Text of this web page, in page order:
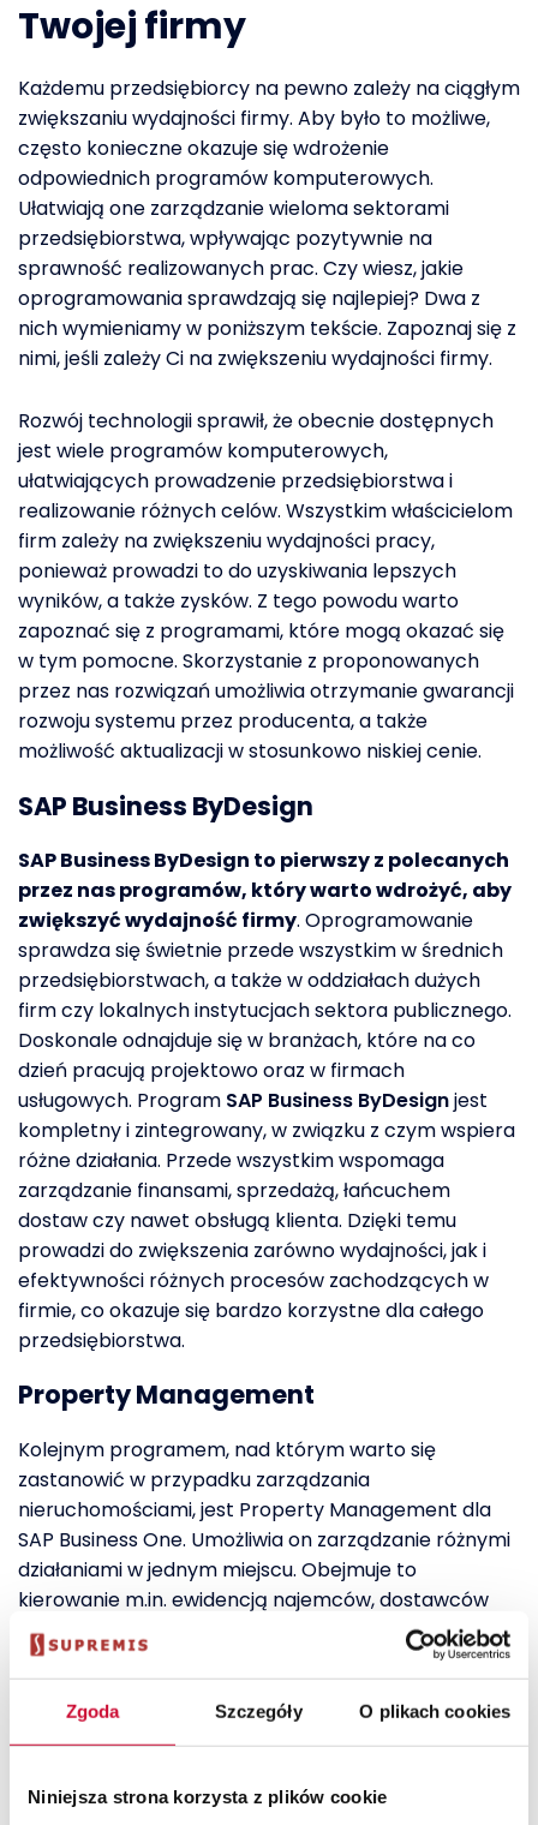
Zgoda Szczegóły O plikach cookies
Niniejsza strona korzysta z plików cookie
Twojej firmy
Każdemu przedsiębiorcy na pewno zależy na ciągłym
zwiększaniu wydajności firmy. Aby było to możliwe,
często konieczne okazuje się wdrożenie
odpowiednich programów komputerowych.
Ułatwiają one zarządzanie wieloma sektorami
przedsiębiorstwa, wpływając pozytywnie na
sprawność realizowanych prac. Czy wiesz, jakie
oprogramowania sprawdzają się najlepiej? Dwa z
nich wymieniamy w poniższym tekście. Zapoznaj się z
nimi, jeśli zależy Ci na zwiększeniu wydajności firmy.
Rozwój technologii sprawił, że obecnie dostępnych
jest wiele programów komputerowych,
ułatwiających prowadzenie przedsiębiorstwa i
realizowanie różnych celów. Wszystkim właścicielom
firm zależy na zwiększeniu wydajności pracy,
ponieważ prowadzi to do uzyskiwania lepszych
wyników, a także zysków. Z tego powodu warto
zapoznać się z programami, które mogą okazać się
w tym pomocne. Skorzystanie z proponowanych
przez nas rozwiązań umożliwia otrzymanie gwarancji
rozwoju systemu przez producenta, a także
możliwość aktualizacji w stosunkowo niskiej cenie.
SAP Business ByDesign
SAP Business ByDesign to pierwszy z polecanych
przez nas programów, który warto wdrożyć, aby
zwiększyć wydajność firmy. Oprogramowanie
sprawdza się świetnie przede wszystkim w średnich
przedsiębiorstwach, a także w oddziałach dużych
firm czy lokalnych instytucjach sektora publicznego.
Doskonale odnajduje się w branżach, które na co
dzień pracują projektowo oraz w firmach
usługowych. Program SAP Business ByDesignjest
kompletny i zintegrowany, w związku z czym wspiera
różne działania. Przede wszystkim wspomaga
zarządzanie finansami, sprzedażą, łańcuchem
dostaw czy nawet obsługą klienta. Dzięki temu
prowadzi do zwiększenia zarówno wydajności, jak i
efektywności różnych procesów zachodzących w
firmie, co okazuje się bardzo korzystne dla całego
przedsiębiorstwa.
Property Management
Kolejnym programem, nad którym warto się
zastanowić w przypadku zarządzania
nieruchomościami, jest Property Management dla
SAP Business One. Umożliwia on zarządzanie różnymi
działaniami w jednym miejscu. Obejmuje to
kierowanie m.in. ewidencją najemców, dostawców
czy stanu posiadania. Oprogramowanie wspiera
również prowadzenie finansów.
automatyzację różnych operacji
, np.
fakturowania czynszów czy rozliczania dowolnych
raportowania, co zdecydowanie zwiększa wydajność